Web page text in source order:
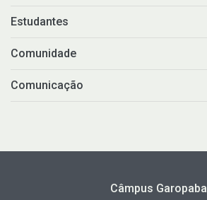
Estudantes
Comunidade
Comunicação
Câmpus Garopaba